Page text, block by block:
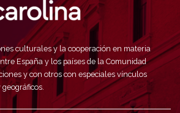
culturales y la cooperación en materia
España y los países de la Comunidad
y con otros con especiales vínculos